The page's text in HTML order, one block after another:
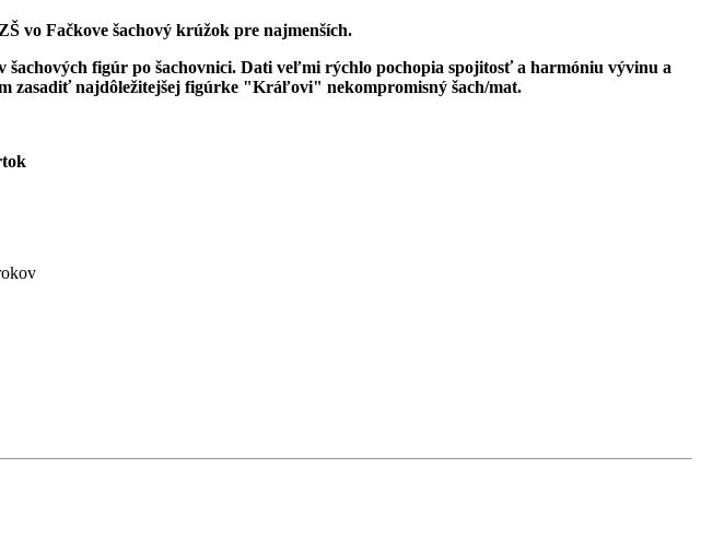
vo Fačkove šachový krúžok pre najmenších.
figúr po šachovnici. Dati veľmi rýchlo pochopia spojitosť a harmóniu vývinu a
zasadiť najdôležitejšej figúrke "Kráľovi" nekompromisný šach/mat.